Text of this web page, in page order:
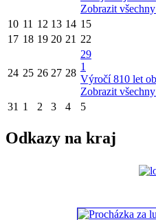
Zobrazit
10 11 12 13 14 15
17 18 19 20 21 22
24 25 26 27 28
29
1
Výročí 810 let
Zobrazit
31 1 2 3 4 5
Odkazy na kraj